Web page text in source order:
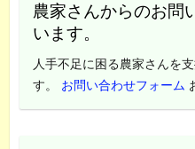
農家さんからのお問
います。
人手不足に困る農家さんを
す。 お問い合わせフォーム